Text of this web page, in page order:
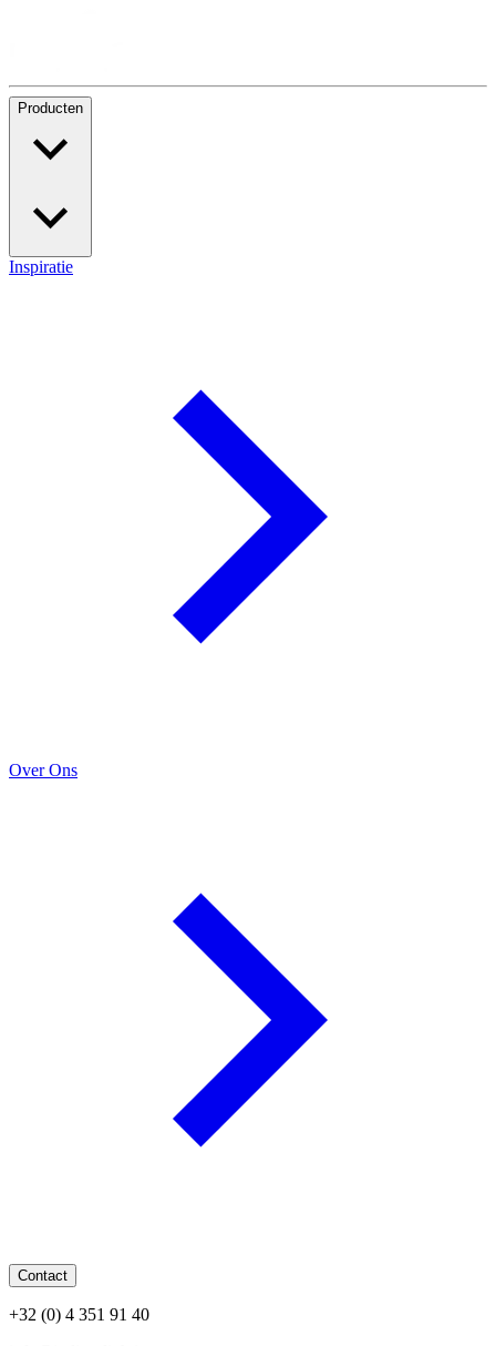
Producten
Inspiratie
Over Ons
Contact
+32 (0) 4 351 91 40